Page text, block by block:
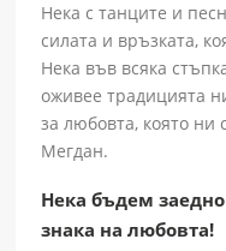
Нека с танците и
силата и връзката,
Нека във всяка
оживее традицията
за любовта, която
Мегдан.
Нека бъдем
знака на любовта!